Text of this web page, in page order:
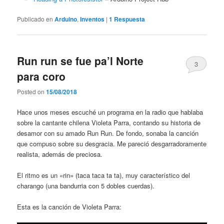
Publicado en Arduino,Inventos |1 Respuesta
Run run se fue pa’l Norte
para coro
Posted on15/08/2018
3
Hace unos meses escuché un programa en la radio que hablaba
sobre la cantante chilena Violeta Parra, contando su historia de
desamor con su amado Run Run. De fondo, sonaba la canción
que compuso sobre su desgracia. Me pareció desgarradoramente
realista, además de preciosa.
El ritmo es un «rin» (taca taca ta ta), muy característico del
charango (una bandurria con 5 dobles cuerdas).
Esta es la canción de Violeta Parra: